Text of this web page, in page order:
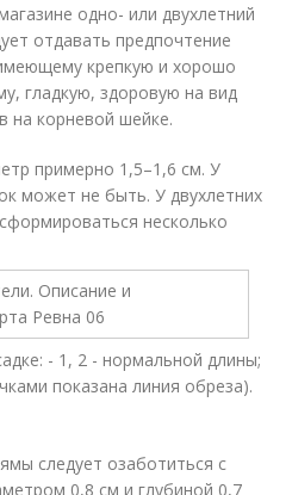
одно- или двухлетний
отдавать предпочтение
крепкую и хорошо
гладкую, здоровую на вид
на корневой шейке.
примерно 1,5–1,6 см. У
может не быть. У двухлетних
несколько
- 1, 2 - нормальной длины;
показана линия обреза).
следует озаботиться с
0,8 см и глубиной 0,7